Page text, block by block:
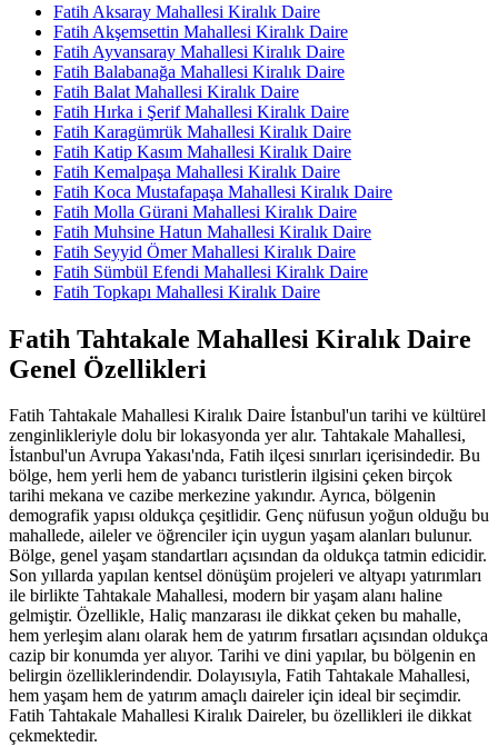
Fatih Aksaray Mahallesi Kiralık Daire
Fatih Akşemsettin Mahallesi Kiralık Daire
Fatih Ayvansaray Mahallesi Kiralık Daire
Fatih Balabanağa Mahallesi Kiralık Daire
Fatih Balat Mahallesi Kiralık Daire
Fatih Hırka i Şerif Mahallesi Kiralık Daire
Fatih Karagümrük Mahallesi Kiralık Daire
Fatih Katip Kasım Mahallesi Kiralık Daire
Fatih Kemalpaşa Mahallesi Kiralık Daire
Fatih Koca Mustafapaşa Mahallesi Kiralık Daire
Fatih Molla Gürani Mahallesi Kiralık Daire
Fatih Muhsine Hatun Mahallesi Kiralık Daire
Fatih Seyyid Ömer Mahallesi Kiralık Daire
Fatih Sümbül Efendi Mahallesi Kiralık Daire
Fatih Topkapı Mahallesi Kiralık Daire
Fatih Tahtakale Mahallesi Kiralık Daire
Genel Özellikleri
Fatih Tahtakale Mahallesi Kiralık Daire İstanbul'un tarihi ve kültürel
zenginlikleriyle dolu bir lokasyonda yer alır. Tahtakale Mahallesi,
İstanbul'un Avrupa Yakası'nda, Fatih ilçesi sınırları içerisindedir. Bu
bölge, hem yerli hem de yabancı turistlerin ilgisini çeken birçok
tarihi mekana ve cazibe merkezine yakındır. Ayrıca, bölgenin
demografik yapısı oldukça çeşitlidir. Genç nüfusun yoğun olduğu bu
mahallede, aileler ve öğrenciler için uygun yaşam alanları bulunur.
Bölge, genel yaşam standartları açısından da oldukça tatmin edicidir.
Son yıllarda yapılan kentsel dönüşüm projeleri ve altyapı yatırımları
ile birlikte Tahtakale Mahallesi, modern bir yaşam alanı haline
gelmiştir. Özellikle, Haliç manzarası ile dikkat çeken bu mahalle,
hem yerleşim alanı olarak hem de yatırım fırsatları açısından oldukça
cazip bir konumda yer alıyor. Tarihi ve dini yapılar, bu bölgenin en
belirgin özelliklerindendir. Dolayısıyla, Fatih Tahtakale Mahallesi,
hem yaşam hem de yatırım amaçlı daireler için ideal bir seçimdir.
Fatih Tahtakale Mahallesi Kiralık Daireler, bu özellikleri ile dikkat
çekmektedir.